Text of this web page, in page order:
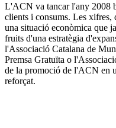
L'ACN va tancar l'any 2008
clients i consums. Les xifres,
una situació econòmica que
fruits d'una estratègia
l'Associació Catalana de
Premsa Gratuïta o
de la promoció de l'ACN en
reforçat.